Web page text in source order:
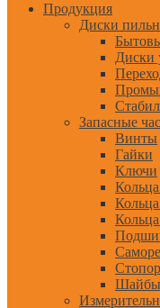
Продукция
Диски
Диски
Запасные
Винты
Гайки
Ключи
Шайбы